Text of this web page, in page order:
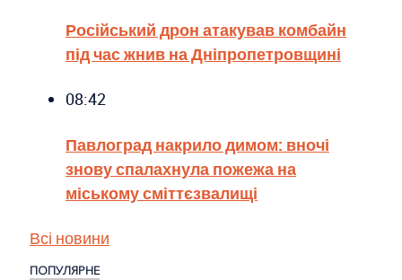
Російський дрон атакував комбайн
під час жнив на Дніпропетровщині
08:42
Павлоград накрило димом: вночі
знову спалахнула пожежа на
міському сміттєзвалищі
Всі новини
ПОПУЛЯРНЕ